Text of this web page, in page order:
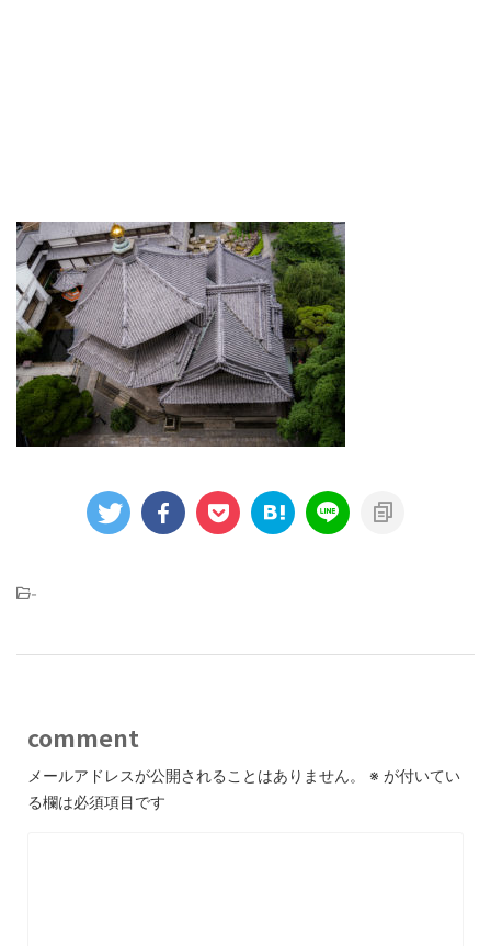
-
comment
メールアドレスが公開されることはありません。 ※ が付いてい
る欄は必須項目です